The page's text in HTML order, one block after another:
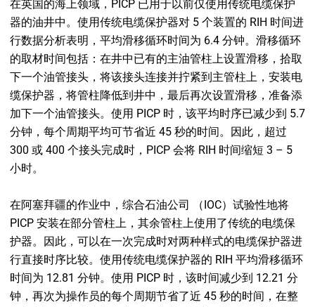
在英国的海上领域，PICP 已用于以前仅使用传统电缆保护
器的油井中。使用传统电缆保护器对 5 个装置的 RIH 时间进
行数据分析表明，平均滑移循环时间为 6.4 分钟。滑移循环
的取材时间包括：在井中已有的主油管柱上设置滑移，拾取
下一个油管接头，将该接头连接并拧紧到主管柱上，安装电
缆保护器，将管柱降低到井中，最后再次设置滑移，准备添
加下一个油管接头。使用 PICP 时，该平均时序已减少到 5.7
分钟，每个周期平均可节省近 45 秒的时间。因此，超过
300 或 400 个接头完成时，PICP 会将 RIH 时间缩短 3 – 5
小时。
在阿塞拜疆的作业中，综合石油公司 （IOC）试验性地将
PICP 安装在部分管柱上，其余管柱上使用了传统的电缆保
护器。因此，可以在一次完成时对两种样式的电缆保护器进
行直接时序比较。使用传统电缆保护器的 RIH 平均滑移循环
时间为 12.81 分钟。使用 PICP 时，该时间减少到 12.21 分
钟，再次为操作员的每个周期节省了近 45 秒的时间，在整